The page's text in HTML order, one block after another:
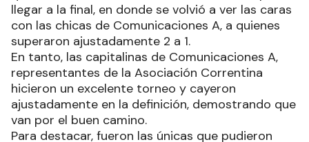
llegar a la final, en donde se volvió a ver las caras
con las chicas de Comunicaciones A, a quienes
superaron ajustadamente 2 a 1.
En tanto, las capitalinas de Comunicaciones A,
representantes de la Asociación Correntina
hicieron un excelente torneo y cayeron
ajustadamente en la definición, demostrando que
van por el buen camino.
Para destacar, fueron las únicas que pudieron